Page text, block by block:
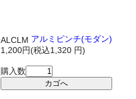
ALCLM アルミピンチ(モダン)
1,200円(税込1,320 円)
購入数